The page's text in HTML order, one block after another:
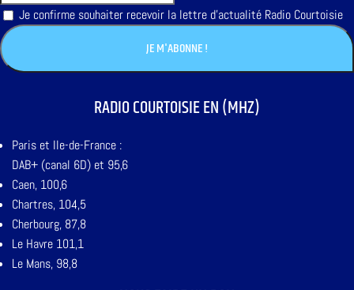
Je confirme souhaiter recevoir la lettre d'actualité Radio Courtoisie
RADIO COURTOISIE EN (MHZ)
Paris et Ile-de-France :
DAB+ (canal 6D) et 95,6
Caen, 100,6
Chartres, 104,5
Cherbourg, 87,8
Le Havre 101,1
Le Mans, 98,8